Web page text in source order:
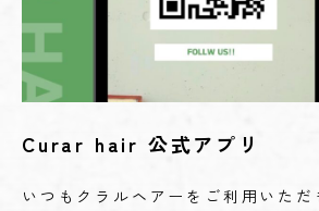
Curar hair 公式アプリ
いつもクラルヘアーをご利用いただ